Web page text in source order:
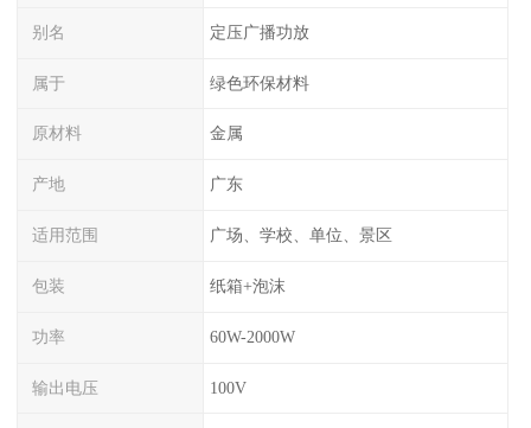
别名 定压广播功放
属于 绿色环保材料
原材料 金属
产地 广东
适用范围 广场、学校、单位、景区
包装 纸箱+泡沫
功率 60W-2000W
输出电压 100V